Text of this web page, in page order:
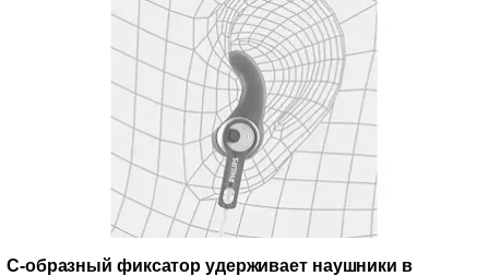
C-образный фиксатор удерживает наушники в